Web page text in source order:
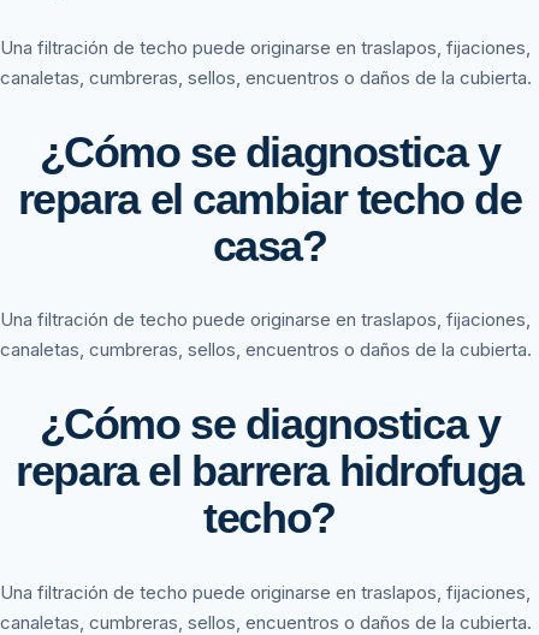
Una filtración de techo puede originarse en traslapos, fijaciones,
canaletas, cumbreras, sellos, encuentros o daños de la cubierta.
¿Cómo se diagnostica y
repara el cambiar techo de
casa?
Una filtración de techo puede originarse en traslapos, fijaciones,
canaletas, cumbreras, sellos, encuentros o daños de la cubierta.
¿Cómo se diagnostica y
repara el barrera hidrofuga
techo?
Una filtración de techo puede originarse en traslapos, fijaciones,
canaletas, cumbreras, sellos, encuentros o daños de la cubierta.